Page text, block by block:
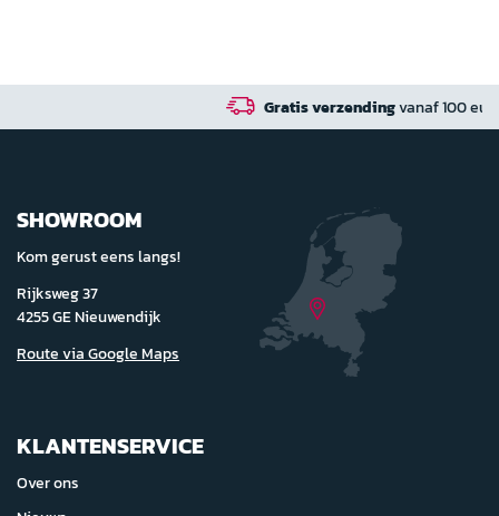
Gratis verzendingvanaf 100 euro in NL / BE / DE
SHOWROOM
Kom gerust eens langs!
Rijksweg 37
4255 GE Nieuwendijk
Route via Google Maps
KLANTENSERVICE
Over ons